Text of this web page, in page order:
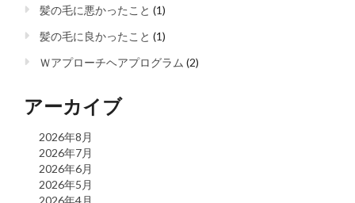
髪の毛に悪かったこと (1)
髪の毛に良かったこと (1)
Ｗアプローチヘアプログラム (2)
アーカイブ
2026年8月
2026年7月
2026年6月
2026年5月